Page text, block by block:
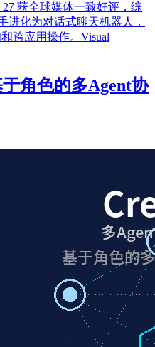
获全球媒体一致好评，综
进化为对话式聊天机器人，
跨应用操作。Visual
角色的多Agent协